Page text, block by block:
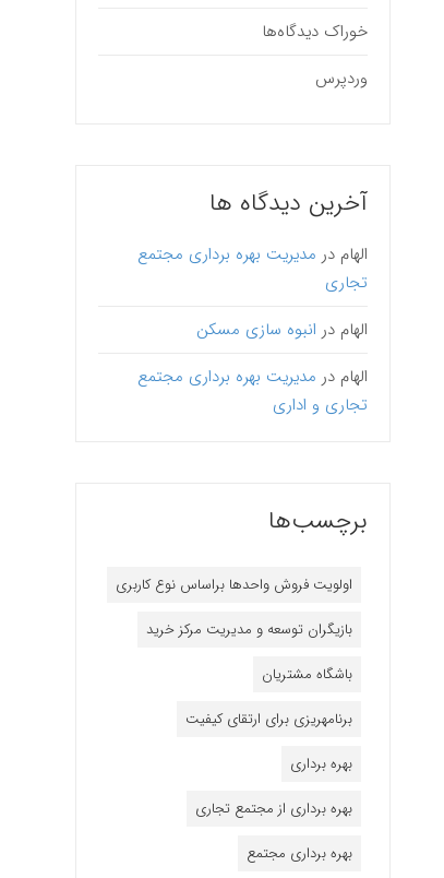
خوراک دیدگاه‌ها
وردپرس
آخرین دیدگاه ها
الهام در مدیریت بهره برداری مجتمع
تجاری
الهام در انبوه سازی مسکن
الهام در مدیریت بهره برداری مجتمع
تجاری و اداری
برچسب‌ها
اولویت فروش واحدها براساس نوع کاربری
بازیگران توسعه و مدیریت مرکز خرید
باشگاه مشتریان
برنامه‎ریزی برای ارتقای کیفیت
بهره برداری
بهره برداری از مجتمع تجاری
بهره برداری مجتمع